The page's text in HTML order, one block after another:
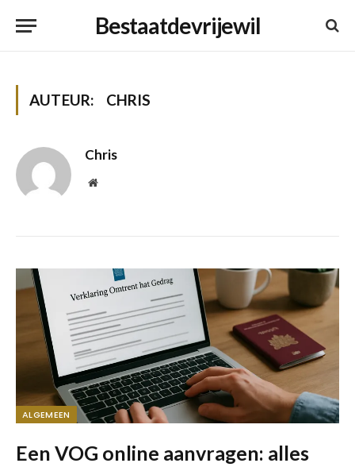
Bestaatdevrijewil
AUTEUR: CHRIS
Chris
Website
ALGEMEEN
Een VOG online aanvragen: alles